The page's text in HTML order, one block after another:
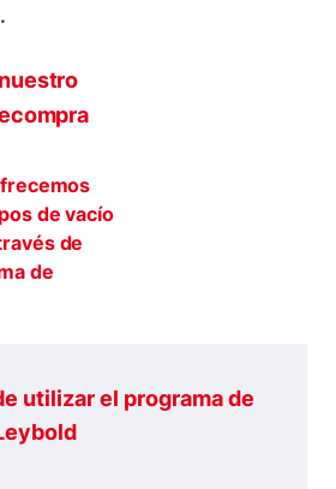
de vacío
de
de
utilizar el programa de